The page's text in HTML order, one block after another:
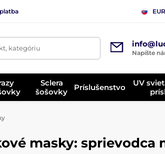
EUR
kategóriu
Napíšte
Sclera
šošovky
Príslušenstvo
UV
masky: